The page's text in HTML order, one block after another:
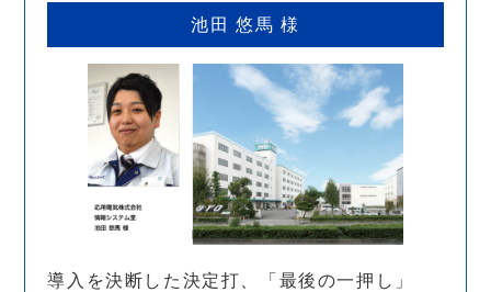
池田 悠馬 様
導入を決断した決定打、「最後の一押し」